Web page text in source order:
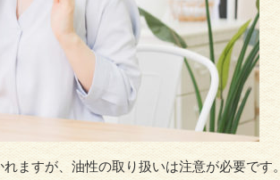
ますが、油性の取り扱いは注意が必要です。